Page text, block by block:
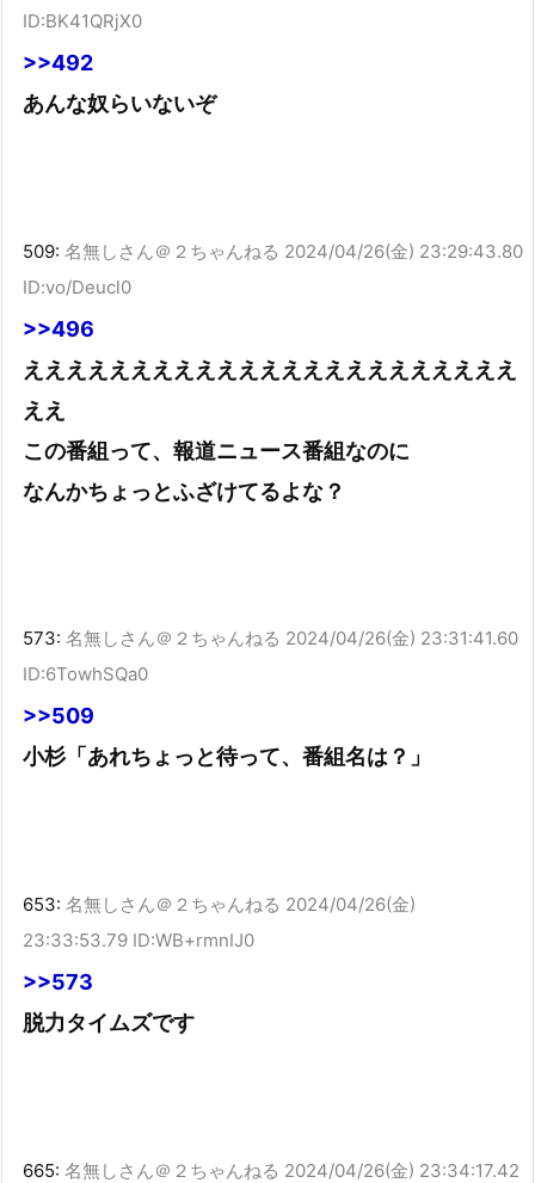
ID:BK41QRjX0
>>492
あんな奴らいないぞ
509: 名無しさん＠２ちゃんねる 2024/04/26(金) 23:29:43.80
ID:vo/Deucl0
>>496
えええええええええええええええええええええええ
ええ
この番組って、報道ニュース番組なのに
なんかちょっとふざけてるよな？
573: 名無しさん＠２ちゃんねる 2024/04/26(金) 23:31:41.60
ID:6TowhSQa0
>>509
小杉「あれちょっと待って、番組名は？」
653: 名無しさん＠２ちゃんねる 2024/04/26(金)
23:33:53.79 ID:WB+rmnIJ0
>>573
脱力タイムズです
665: 名無しさん＠２ちゃんねる 2024/04/26(金) 23:34:17.42